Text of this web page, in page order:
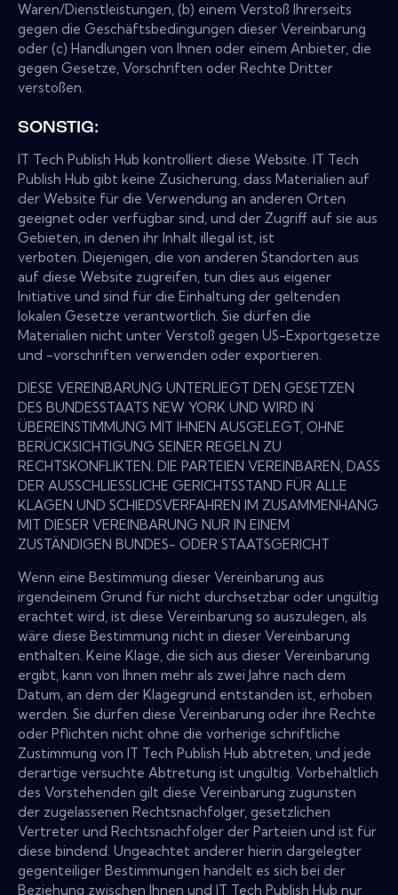
Waren/Dienstleistungen, (b) einem Verstoß Ihrerseits
gegen die Geschäftsbedingungen dieser Vereinbarung
oder (c) Handlungen von Ihnen oder einem Anbieter, die
gegen Gesetze, Vorschriften oder Rechte Dritter
verstoßen.
SONSTIG:
IT Tech Publish Hub kontrolliert diese Website. IT Tech
Publish Hub gibt keine Zusicherung, dass Materialien auf
der Website für die Verwendung an anderen Orten
geeignet oder verfügbar sind, und der Zugriff auf sie aus
Gebieten, in denen ihr Inhalt illegal ist, ist
verboten. Diejenigen, die von anderen Standorten aus
auf diese Website zugreifen, tun dies aus eigener
Initiative und sind für die Einhaltung der geltenden
lokalen Gesetze verantwortlich. Sie dürfen die
Materialien nicht unter Verstoß gegen US-Exportgesetze
und -vorschriften verwenden oder exportieren.
DIESE VEREINBARUNG UNTERLIEGT DEN GESETZEN
DES BUNDESSTAATS NEW YORK UND WIRD IN
ÜBEREINSTIMMUNG MIT IHNEN AUSGELEGT, OHNE
BERÜCKSICHTIGUNG SEINER REGELN ZU
RECHTSKONFLIKTEN. DIE PARTEIEN VEREINBAREN, DASS
DER AUSSCHLIESSLICHE GERICHTSSTAND FÜR ALLE
KLAGEN UND SCHIEDSVERFAHREN IM ZUSAMMENHANG
MIT DIESER VEREINBARUNG NUR IN EINEM
ZUSTÄNDIGEN BUNDES- ODER STAATSGERICHT
Wenn eine Bestimmung dieser Vereinbarung aus
irgendeinem Grund für nicht durchsetzbar oder ungültig
erachtet wird, ist diese Vereinbarung so auszulegen, als
wäre diese Bestimmung nicht in dieser Vereinbarung
enthalten. Keine Klage, die sich aus dieser Vereinbarung
ergibt, kann von Ihnen mehr als zwei Jahre nach dem
Datum, an dem der Klagegrund entstanden ist, erhoben
werden. Sie dürfen diese Vereinbarung oder ihre Rechte
oder Pflichten nicht ohne die vorherige schriftliche
Zustimmung von IT Tech Publish Hub abtreten, und jede
derartige versuchte Abtretung ist ungültig. Vorbehaltlich
des Vorstehenden gilt diese Vereinbarung zugunsten
der zugelassenen Rechtsnachfolger, gesetzlichen
Vertreter und Rechtsnachfolger der Parteien und ist für
diese bindend. Ungeachtet anderer hierin dargelegter
gegenteiliger Bestimmungen handelt es sich bei der
Beziehung zwischen Ihnen und IT Tech Publish Hub nur